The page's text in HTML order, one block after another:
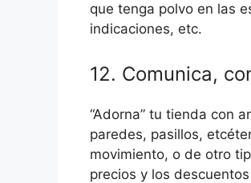
que tenga polvo en las
indicaciones, etc.
12. Comunica,
“Adorna” tu tienda con
paredes, pasillos,
movimiento, o de otro
precios y los